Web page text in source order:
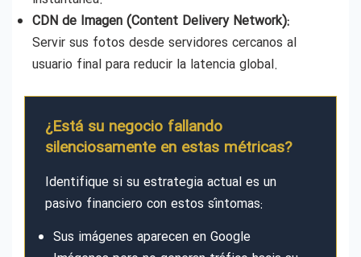
CDN de Imagen (Content Delivery Network):
Servir sus fotos desde servidores cercanos al
usuario final para reducir la latencia global.
¿Está su negocio fallando
silenciosamente en estas métricas?
Identifique si su estrategia actual es un
pasivo financiero con estos síntomas:
Sus imágenes aparecen en Google